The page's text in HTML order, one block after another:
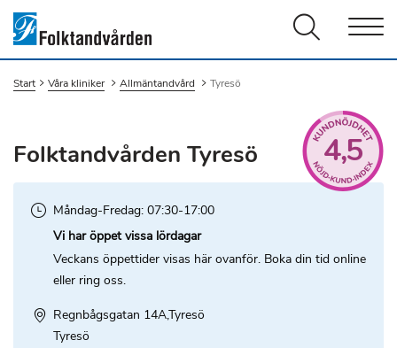
Start Våra kliniker Allmäntandvård Du är här:
Tyresö
Folktandvården Tyresö 4,5
Måndag-Fredag: 07:30-17:00
Vi har öppet vissa lördagar
Veckans öppettider visas här ovanför. Boka din tid online
eller ring oss.
Plats
Regnbågsgatan 14A,Tyresö
Tyresö